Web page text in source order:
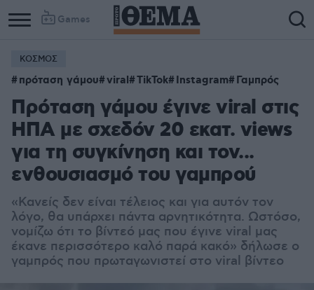
Games
ΚΟΣΜΟΣ
πρόταση γάμου viral TikTok Instagram Γαμπρός
Πρόταση γάμου έγινε viral στις
ΗΠΑ με σχεδόν 20 εκατ. views
για τη συγκίνηση και τον...
ενθουσιασμό του γαμπρού
«Κανείς δεν είναι τέλειος και για αυτόν τον
λόγο, θα υπάρχει πάντα αρνητικότητα. Ωστόσο,
νομίζω ότι το βίντεό μας που έγινε viral μας
έκανε περισσότερο καλό παρά κακό» δήλωσε ο
γαμπρός που πρωταγωνιστεί στο viral βίντεο